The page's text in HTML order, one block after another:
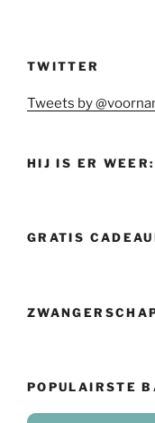
TWITTER
Tweets by
HIJ IS ER
GRATIS
POPULAIRSTE